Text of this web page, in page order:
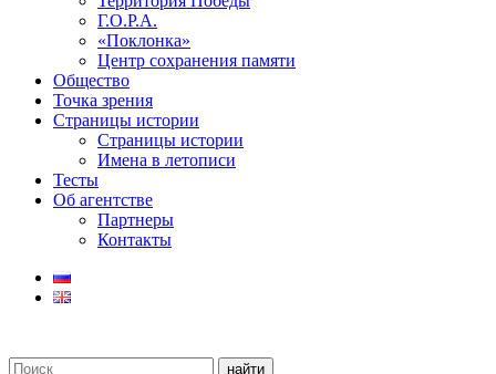
Г.О.Р.А.
«Поклонка»
Центр сохранения памяти
Общество
Точка зрения
Страницы истории
Страницы истории
Имена в летописи
Тесты
Об агентстве
Партнеры
Контакты